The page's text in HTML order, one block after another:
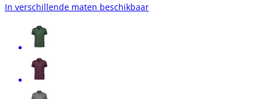
In verschillende maten beschikbaar